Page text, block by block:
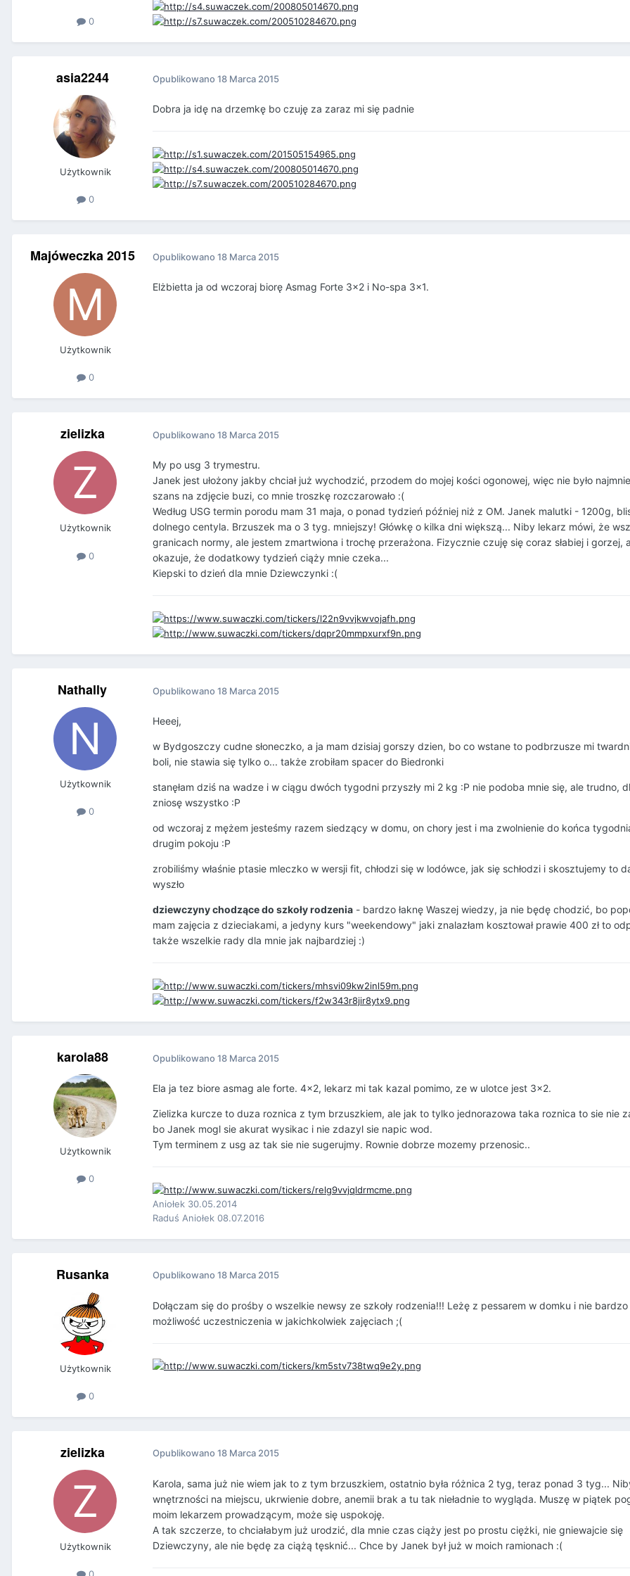
0
asia2244
Użytkownik
0
Opublikowano18 Marca 2015
Dobra ja idę na drzemkę bo czuję za zaraz mi się padnie
Majóweczka 2015
Użytkownik
0
Opublikowano18 Marca 2015
Elżbietta ja od wczoraj biorę Asmag Forte 3x2 i No-spa 3x1.
zielizka
Użytkownik
0
Opublikowano18 Marca 2015
My po usg 3 trymestru.
Janek jest ułożony jakby chciał już wychodzić, przodem do mojej kości ogonowej, więc nie było
szans na zdjęcie buzi, co mnie troszkę rozczarowało :(
Według USG termin porodu mam 31 maja, o ponad tydzień później niż z OM. Janek malutki - 1200g,
dolnego centyla. Brzuszek ma o 3 tyg. mniejszy! Główkę o kilka dni większą... Niby lekarz mówi, że
granicach normy, ale jestem zmartwiona i trochę przerażona. Fizycznie czuję się coraz słabiej i gorzej,
okazuje, że dodatkowy tydzień ciąży mnie czeka...
Kiepski to dzień dla mnie Dziewczynki :(
Nathally
Użytkownik
0
Opublikowano18 Marca 2015
Heeej,
w Bydgoszczy cudne słoneczko, a ja mam dzisiaj gorszy dzien, bo co wstane to podbrzusze mi
boli, nie stawia się tylko o... także zrobiłam spacer do Biedronki
stanęłam dziś na wadze i w ciągu dwóch tygodni przyszły mi 2 kg :P nie podoba mnie się, ale trudno,
zniosę wszystko :P
od wczoraj z mężem jesteśmy razem siedzący w domu, on chory jest i ma zwolnienie do końca
drugim pokoju :P
zrobiliśmy właśnie ptasie mleczko w wersji fit, chłodzi się w lodówce, jak się schłodzi i skosztujemy to
wyszło
dziewczyny chodzące do szkoły rodzenia - bardzo łaknę Waszej wiedzy, ja nie będę chodzić, bo
mam zajęcia z dzieciakami, a jedyny kurs "weekendowy" jaki znalazłam kosztował prawie 400 zł to
także wszelkie rady dla mnie jak najbardziej :)
karola88
Użytkownik
0
Opublikowano18 Marca 2015
Ela ja tez biore asmag ale forte. 4x2, lekarz mi tak kazal pomimo, ze w ulotce jest 3x2.
Zielizka kurcze to duza roznica z tym brzuszkiem, ale jak to tylko jednorazowa taka roznica to sie nie
bo Janek mogl sie akurat wysikac i nie zdazyl sie napic wod.
Tym terminem z usg az tak sie nie sugerujmy. Rownie dobrze mozemy przenosic..
Aniołek 30.05.2014
Raduś Aniołek 08.07.2016
Rusanka
Użytkownik
0
Opublikowano18 Marca 2015
Dołączam się do prośby o wszelkie newsy ze szkoły rodzenia!!! Leżę z pessarem w domku i nie bardzo
możliwość uczestniczenia w jakichkolwiek zajęciach ;(
zielizka
Użytkownik
Opublikowano18 Marca 2015
Karola, sama już nie wiem jak to z tym brzuszkiem, ostatnio była różnica 2 tyg, teraz ponad 3 tyg...
wnętrzności na miejscu, ukrwienie dobre, anemii brak a tu tak nieładnie to wygląda. Muszę w piątek
moim lekarzem prowadzącym, może się uspokoję.
A tak szczerze, to chciałabym już urodzić, dla mnie czas ciąży jest po prostu ciężki, nie gniewajcie się
Dziewczyny, ale nie będę za ciążą tęsknić... Chce by Janek był już w moich ramionach :(